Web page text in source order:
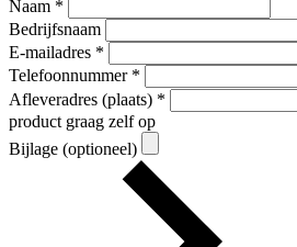
Naam *
Bedrijfsnaam
E-mailadres *
Telefoonnummer *
Afleveradres (plaats) *
product graag zelf op
Bijlage (optioneel)